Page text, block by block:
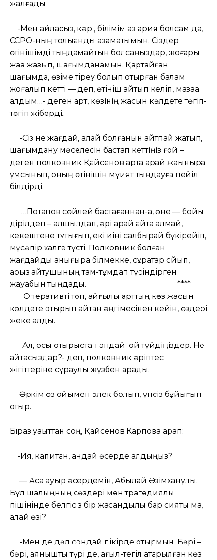
жалғады:
-Мен айласыз, кәрі, білімім аз қария болсам да,
ССРО-ның толыққанды азаматымын. Сіздер
өтінішімді тыңдамайтын болсаңыздар, жоғары
жаққа жазып, шағымданамын. Қартайған
шағымда, өзіме тіреу болып отырған балам
жоғалып кетті — деп, өтініш айтып келіп, мазаққа
қалдым…- деген қарт, көзінің жасын көлдете төгіп-
төгіп жіберді..
-Сіз не жағдай, қалай болғанын айтпай жатып,
шағымдану мәселесін бастап кеттіңіз ғой –
деген полковник Қайсенов қартқа қарай жақынырақ
ұмсынып, оның өтінішін мұқият тыңдауға пейіл
білдірді.
…Потапов сөйлей бастағаннан-ақ, өне — бойы
дірілдеп – қалшылдап, әрі қарай айта алмай,
кекештене тұтығып, екі иіні салбырай бүкірейіп,
мүсәпір халге түсті. Полковник болған
жағдайды анығырақ білмекке, сұрақтар қойып,
арыз айтушының там-тұмдап түсіндірген
жауабын тыңдады. ****
Оперативті топ, қайғылы қарттың көз жасын
көлдете отырып айтқан әңгімесінен кейін, өздері
жеке қалды.
-Ал, осы отырыстан қандай ой түйдіңіздер. Не
айтасыздар?- деп, полковник әріптес
жігіттеріне сұраулы жүзбен қарады.
Әркім өз ойымен әлек болып, үнсіз бұйығып
отыр.
Біраз уақыттан соң, Қайсенов Карповқа қарап:
-Ия, капитан, қандай әсерде қалдыңыз?
— Аса ауыр әсердемін, Абылай Әзімханұлы.
Бұл шалыңның сөздері мен трагедиялық
пішінінде белгісіз бір жасандылық бар сияқты ма,
қалай өзі?
-Мен де дәл сондай пікірде отырмын. Бәрі –
бәрі, аянышты түрі де, ағыл-тегіл ақтарылған көз